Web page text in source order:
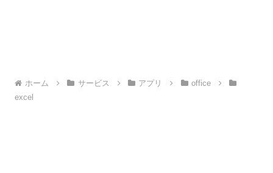
ホーム サービス アプリ
office
excel